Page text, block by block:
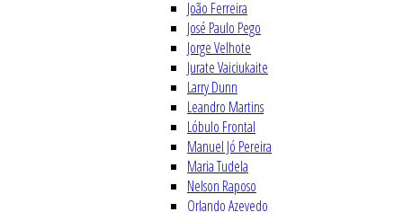
João Ferreira
José Paulo Pego
Jorge Velhote
Jurate Vaiciukaite
Larry Dunn
Leandro Martins
Lóbulo Frontal
Manuel Jó Pereira
Maria Tudela
Nelson Raposo
Orlando Azevedo